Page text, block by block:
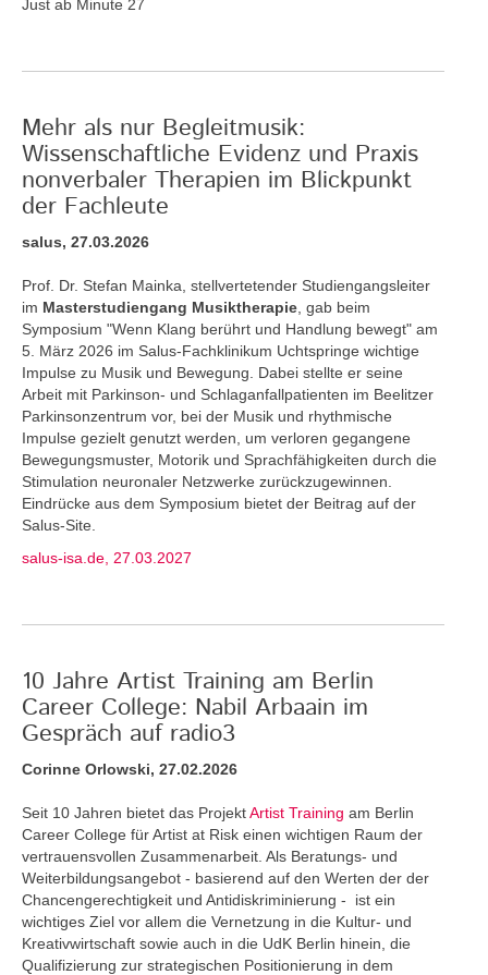
Just ab Minute 27
Mehr als nur Begleitmusik:
Wissenschaftliche Evidenz und Praxis
nonverbaler Therapien im Blickpunkt
der Fachleute
salus, 27.03.2026
Prof. Dr. Stefan Mainka, stellvertetender Studiengangsleiter
im Masterstudiengang Musiktherapie , gab beim
Symposium "Wenn Klang berührt und Handlung bewegt" am
5. März 2026 im Salus-Fachklinikum Uchtspringe wichtige
Impulse zu Musik und Bewegung. Dabei stellte er seine
Arbeit mit Parkinson- und Schlaganfallpatienten im Beelitzer
Parkinsonzentrum vor, bei der Musik und rhythmische
Impulse gezielt genutzt werden, um verloren gegangene
Bewegungsmuster, Motorik und Sprachfähigkeiten durch die
Stimulation neuronaler Netzwerke zurückzugewinnen.
Eindrücke aus dem Symposium bietet der Beitrag auf der
Salus-Site.
salus-isa.de, 27.03.2027
10 Jahre Artist Training am Berlin
Career College: Nabil Arbaain im
Gespräch auf radio3
Corinne Orlowski, 27.02.2026
Seit 10 Jahren bietet das ProjektArtist Training am Berlin
Career College für Artist at Risk einen wichtigen Raum der
vertrauensvollen Zusammenarbeit. Als Beratungs- und
Weiterbildungsangebot - basierend auf den Werten der der
Chancengerechtigkeit und Antidiskriminierung - ist ein
wichtiges Ziel vor allem die Vernetzung in die Kultur- und
Kreativwirtschaft sowie auch in die UdK Berlin hinein, die
Qualifizierung zur strategischen Positionierung in dem